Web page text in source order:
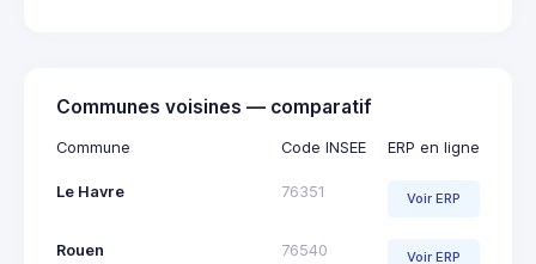
Communes voisines — comparatif
Commune Code INSEE ERP en ligne
Le Havre 76351 Voir ERP
Rouen 76540 Voir ERP